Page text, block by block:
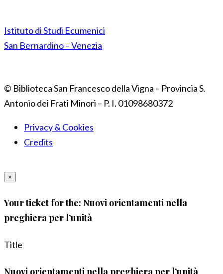
Istituto di Studi Ecumenici
San Bernardino – Venezia
© Biblioteca San Francesco della Vigna – Provincia S.
Antonio dei Frati Minori – P. I. 01098680372
Privacy & Cookies
Credits
×
Your ticket for the: Nuovi orientamenti nella
preghiera per l’unità
Title
Nuovi orientamenti nella preghiera per l’unità